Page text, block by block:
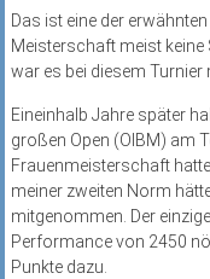
Das ist eine der
Meisterschaft meist keine
war es bei diesem Turnier
Eineinhalb Jahre später
großen Open (OIBM) am
Frauenmeisterschaft
meiner zweiten Norm
mitgenommen. Der
Performance von 2450
Punkte dazu.